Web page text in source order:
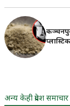
अन्य केही प्रदेश समाचार